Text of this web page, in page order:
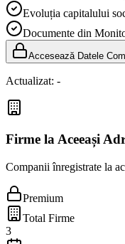
Evoluția capitalului
Documente din
Accesează Datele
Actualizat: -
Firme la Aceeași
Companii înregistrate la
Premium
Total Firme
3